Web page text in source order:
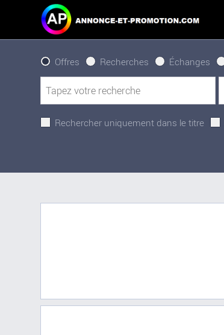
Offres Recherches Échanges
Rechercher uniquement dans le titre